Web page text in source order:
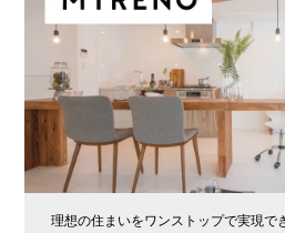
理想の住まいをワンストップで実現で